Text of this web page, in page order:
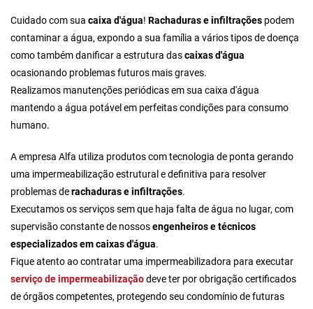
Cuidado com sua caixa d'água! Rachaduras e infiltrações podem
contaminar a água, expondo a sua família a vários tipos de doença
como também danificar a estrutura dascaixas d'água
ocasionando problemas futuros mais graves.
Realizamos manutenções periódicas em sua caixa d'água
mantendo a água potável em perfeitas condições para consumo
humano.
A empresa Alfa utiliza produtos com tecnologia de ponta gerando
uma impermeabilização estrutural e definitiva para resolver
problemas derachaduras e infiltrações.
Executamos os serviços sem que haja falta de água no lugar, com
supervisão constante de nossosengenheiros e técnicos
especializados em caixas d'água.
Fique atento aocontratar uma impermeabilizadora para executar
serviço de impermeabilizaçãodeve ter por obrigação certificados
de órgãos competentes, protegendo seu condomínio de futuras